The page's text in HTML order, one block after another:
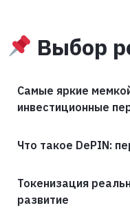
Выбор
Самые яркие
инвестиционные
Что такое DePIN:
Токенизация
развитие